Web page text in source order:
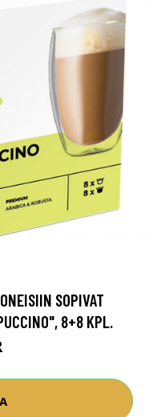
SOPIVAT
8+8 KPL.